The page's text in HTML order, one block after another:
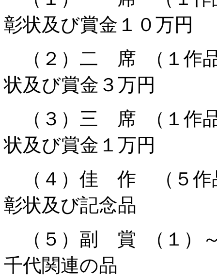
彰状及び賞金１０万円
（２）二 席
（１作
状及び賞金３万円
（３）三 席
（１作
状及び賞金１万円
（４）佳 作 （５作
彰状及び記念品
（５）副 賞
（１）
千代関連の品